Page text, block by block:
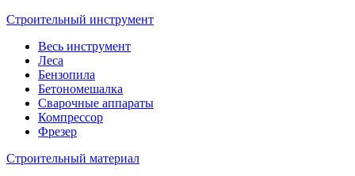
Строительный инструмент
Весь инструмент
Леса
Бензопила
Бетономешалка
Сварочные аппараты
Компрессор
Фрезер
Строительный материал